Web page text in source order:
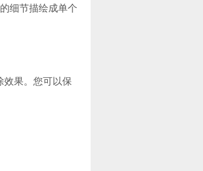
细节描绘成单个
果。您可以保